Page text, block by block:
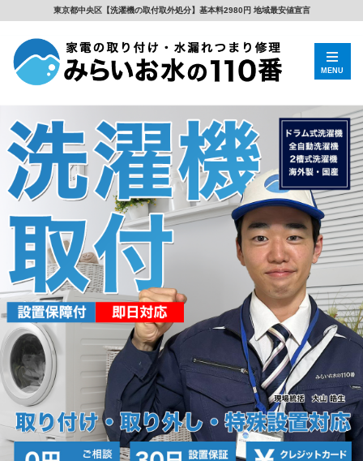
東京都中央区【洗濯機の取付取外処分】基本料2980円 地域最安値宣言
MENU